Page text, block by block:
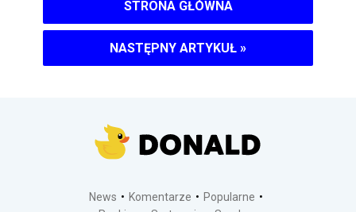
STRONA GŁÓWNA
NASTĘPNY ARTYKUŁ »
News Komentarze
Popularne